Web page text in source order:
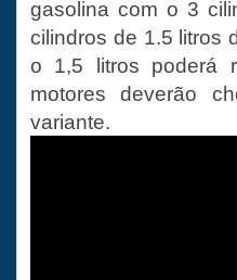
gasolina com o 3
cilindros de 1.5 litros
o 1,5 litros poderá
motores deverão
variante.